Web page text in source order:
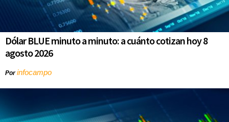
Dólar BLUE minuto a minuto: a cuánto cotizan hoy 8
agosto 2026
Porinfocampo